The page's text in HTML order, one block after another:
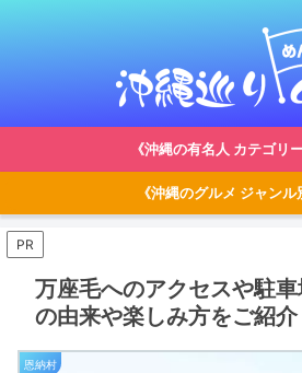
《沖縄の有名人 カテゴリ
《沖縄のグルメ ジャンル
PR
万座毛へのアクセスや駐
の由来や楽しみ方をご紹介
恩納村